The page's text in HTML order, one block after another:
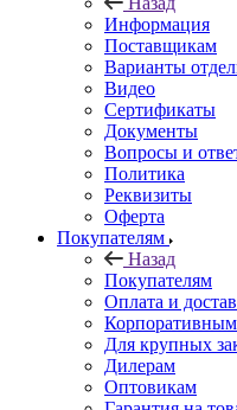
Информация
Поставщикам
Варианты
Видео
Сертификаты
Документы
Вопросы и
Политика
Реквизиты
Оферта
Покупателям
Назад
Покупателям
Оплата и
Для крупных
Дилерам
Оптовикам